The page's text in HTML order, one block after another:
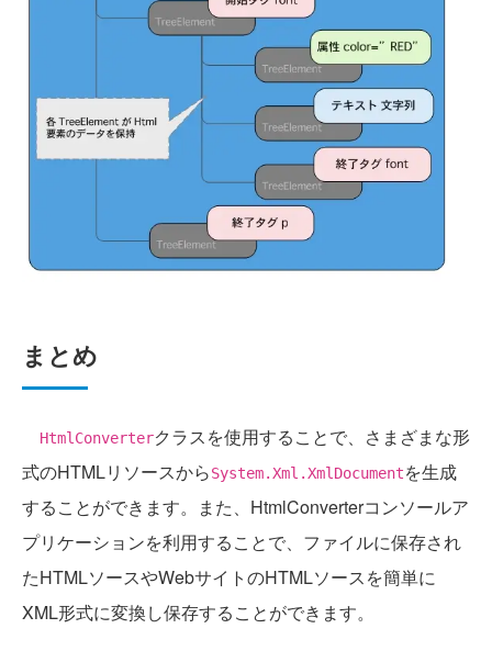
まとめ
HtmlConverterクラスを使用することで、さまざまな形
式のHTMLリソースからSystem.Xml.XmlDocumentを生成
することができます。また、HtmlConverterコンソールア
プリケーションを利用することで、ファイルに保存され
たHTMLソースやWebサイトのHTMLソースを簡単に
XML形式に変換し保存することができます。